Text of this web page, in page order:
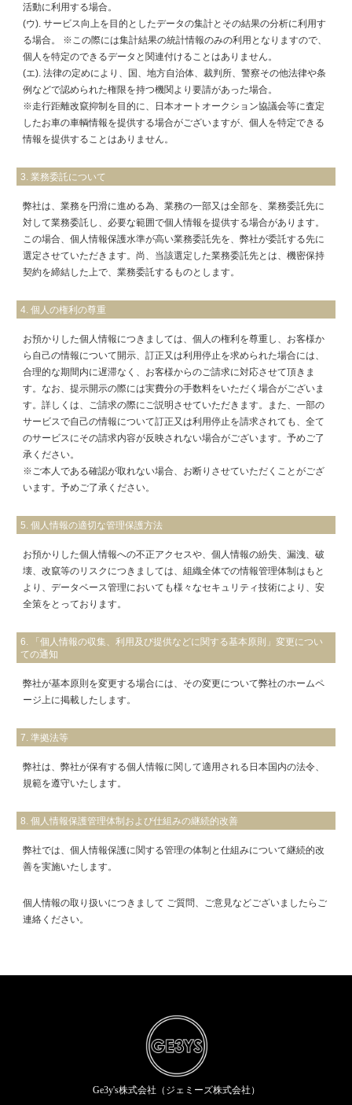
活動に利用する場合。
(ウ). サービス向上を目的としたデータの集計とその結果の分析に利用す
る場合。 ※この際には集計結果の統計情報のみの利用となりますので、
個人を特定のできるデータと関連付けることはありません。
(エ). 法律の定めにより、国、地方自治体、裁判所、警察その他法律や条
例などで認められた権限を持つ機関より要請があった場合。
※走行距離改竄抑制を目的に、日本オートオークション協議会等に査定
したお車の車輌情報を提供する場合がございますが、個人を特定できる
情報を提供することはありません。
3. 業務委託について
弊社は、業務を円滑に進める為、業務の一部又は全部を、業務委託先に
対して業務委託し、必要な範囲で個人情報を提供する場合があります。
この場合、個人情報保護水準が高い業務委託先を、弊社が委託する先に
選定させていただきます。尚、当該選定した業務委託先とは、機密保持
契約を締結した上で、業務委託するものとします。
4. 個人の権利の尊重
お預かりした個人情報につきましては、個人の権利を尊重し、お客様か
ら自己の情報について開示、訂正又は利用停止を求められた場合には、
合理的な期間内に遅滞なく、お客様からのご請求に対応させて頂きま
す。なお、提示開示の際には実費分の手数料をいただく場合がございま
す。詳しくは、ご請求の際にご説明させていただきます。また、一部の
サービスで自己の情報について訂正又は利用停止を請求されても、全て
のサービスにその請求内容が反映されない場合がございます。予めご了
承ください。
※ご本人である確認が取れない場合、お断りさせていただくことがござ
います。予めご了承ください。
5. 個人情報の適切な管理保護方法
お預かりした個人情報への不正アクセスや、個人情報の紛失、漏洩、破
壊、改竄等のリスクにつきましては、組織全体での情報管理体制はもと
より、データベース管理においても様々なセキュリティ技術により、安
全策をとっております。
6. 「個人情報の収集、利用及び提供などに関する基本原則」変更につい
ての通知
弊社が基本原則を変更する場合には、その変更について弊社のホームペ
ージ上に掲載したします。
7. 準拠法等
弊社は、弊社が保有する個人情報に関して適用される日本国内の法令、
規範を遵守いたします。
8. 個人情報保護管理体制および仕組みの継続的改善
弊社では、個人情報保護に関する管理の体制と仕組みについて継続的改
善を実施いたします。
個人情報の取り扱いにつきまして ご質問、ご意見などございましたらご
連絡ください。
Ge3y's株式会社（ジェミーズ株式会社）